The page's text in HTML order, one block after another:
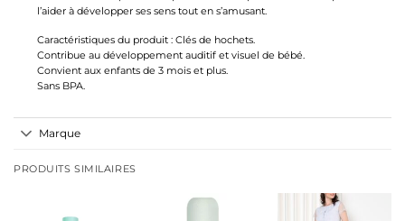
l’aider à développer ses sens tout en s’amusant.
Caractéristiques du produit : Clés de hochets.
Contribue au développement auditif et visuel de bébé.
Convient aux enfants de 3 mois et plus.
Sans BPA.
Marque
PRODUITS SIMILAIRES